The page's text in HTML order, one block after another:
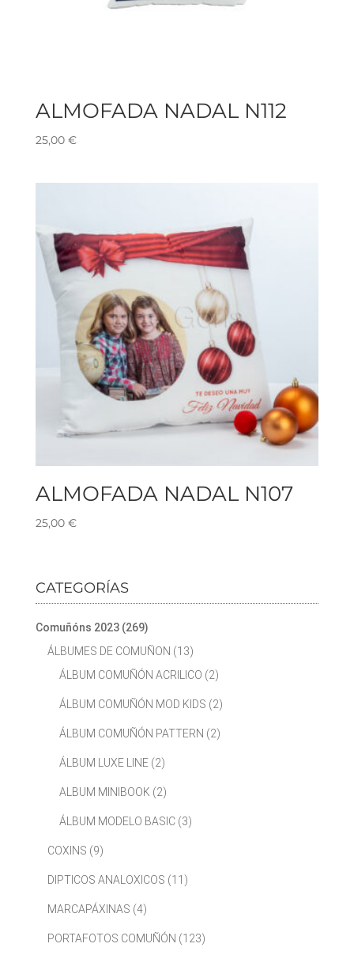
ALMOFADA NADAL N112
25,00 €
ALMOFADA NADAL N107
25,00 €
CATEGORÍAS
Comuñóns 2023 (269)
ÁLBUMES DE COMUÑON (13)
ÁLBUM COMUÑÓN ACRILICO (2)
ÁLBUM COMUÑÓN MOD KIDS (2)
ÁLBUM COMUÑÓN PATTERN (2)
ÁLBUM LUXE LINE (2)
ALBUM MINIBOOK (2)
ÁLBUM MODELO BASIC (3)
COXINS (9)
DIPTICOS ANALOXICOS (11)
MARCAPÁXINAS (4)
PORTAFOTOS COMUÑÓN (123)